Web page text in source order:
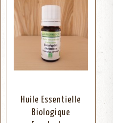
Huile Essentielle
Biologique